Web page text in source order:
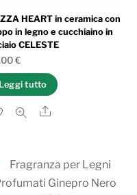
HEART in ceramica con
in legno e cucchiaino in
CELESTE
€
Leggi tutto
Share